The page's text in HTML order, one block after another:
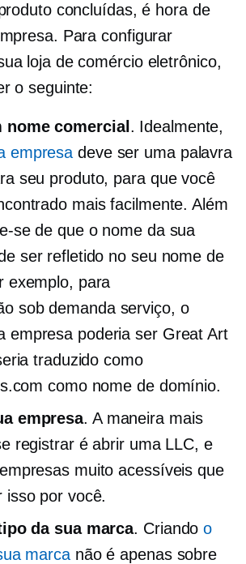
concluídas, é hora de
Para configurar
loja de comércio eletrônico,
o seguinte:
nome comercial . Idealmente,
empresa deve ser uma palavra
seu produto, para que você
mais facilmente. Além
se de que o nome da sua
ser refletido no seu nome de
exemplo, para
sob demandaserviço, o
empresa poderia ser Great Art
traduzido como
como nome de domínio.
empresa. A maneira mais
registrar é abrir uma LLC, e
muito acessíveis que
isso por você.
da sua marca. Criandoo
marcanão é apenas sobre